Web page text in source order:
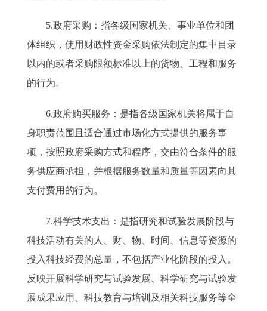
5.政府采购：指各级国家机关、事业单位和团
体组织，使用财政性资金采购依法制定的集中目录
以内的或者采购限额标准以上的货物、工程和服务
的行为。
6.政府购买服务：是指各级国家机关将属于自
身职责范围且适合通过市场化方式提供的服务事
项，按照政府采购方式和程序，交由符合条件的服
务供应商承担，并根据服务数量和质量等因素向其
支付费用的行为。
7.科学技术支出：是指研究和试验发展阶段与
科技活动有关的人、财、物、时间、信息等资源的
投入科技经费的总量，不包括产业化阶段的投入。
反映开展科学研究与试验发展、科学研究与试验发
展成果应用、科技教育与培训及相关科技服务等全